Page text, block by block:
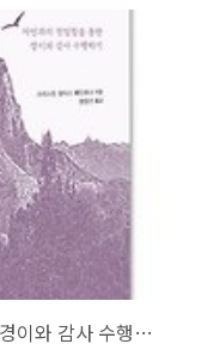
도움이 되는 자료를
의 문화와 전통이
비한 장소, 영웅, 악
물과 요괴, 귀신, 도
와 이인(異人),..
지구 수도원 - 자연과의 친밀함을 통한 경이와 감사 수행하기